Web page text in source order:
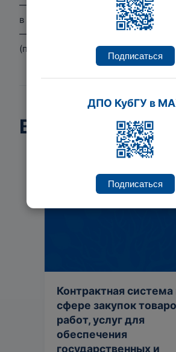
— Противодействия
в сфере закупок.
— Закупки у единственного
(подрядчика, исполнителя).
Ведет курсы
Контрактная система
сфере закупок
работ, услуг для
обеспечения
государственных и
Подписаться
ДПО КубГУ в
Подписаться